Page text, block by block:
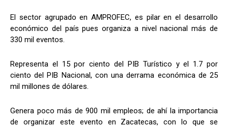
El sector agrupado en AMPROFEC, es pilar en el desarrollo
económico del país pues organiza a nivel nacional más de
330 mil eventos.
Representa el 15 por ciento del PIB Turístico y el 1.7 por
ciento del PIB Nacional, con una derrama económica de 25
mil millones de dólares.
Genera poco más de 900 mil empleos; de ahí la importancia
de organizar este evento en Zacatecas, con lo que se